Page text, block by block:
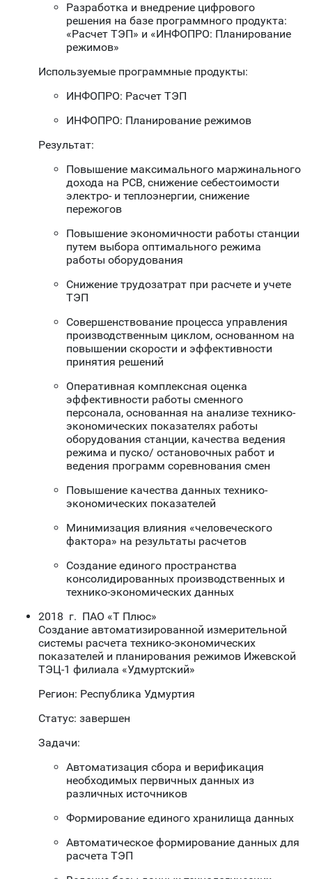
Разработка и внедрение цифрового
решения на базе программного продукта:
«Расчет ТЭП» и «ИНФОПРО: Планирование
режимов»
Используемые программные продукты:
ИНФОПРО: Расчет ТЭП
ИНФОПРО: Планирование режимов
Результат:
Повышение максимального маржинального
дохода на РСВ, снижение себестоимости
электро- и теплоэнергии, снижение
пережогов
Повышение экономичности работы станции
путем выбора оптимального режима
работы оборудования
Снижение трудозатрат при расчете и учете
ТЭП
Совершенствование процесса управления
производственным циклом, основанном на
повышении скорости и эффективности
принятия решений
Оперативная комплексная оценка
эффективности работы сменного
персонала, основанная на анализе технико-
экономических показателях работы
оборудования станции, качества ведения
режима и пуско/ остановочных работ и
ведения программ соревнования смен
Повышение качества данных технико-
экономических показателей
Минимизация влияния «человеческого
фактора» на результаты расчетов
Создание единого пространства
консолидированных производственных и
технико-экономических данных
2018 г. ПАО «Т Плюс»
Создание автоматизированной измерительной
системы расчета технико-экономических
показателей и планирования режимов Ижевской
ТЭЦ-1 филиала «Удмуртский»
Регион: Республика Удмуртия
Статус: завершен
Задачи:
Автоматизация сбора и верификация
необходимых первичных данных из
различных источников
Формирование единого хранилища данных
Автоматическое формирование данных для
расчета ТЭП